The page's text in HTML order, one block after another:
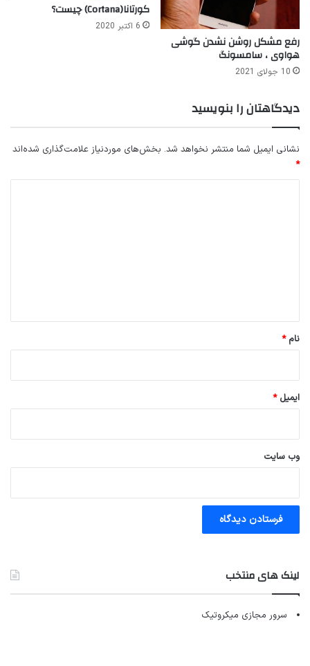
رفع مشکل روشن نشدن گوشی
هواوی ، سامسونگ
10 جولای 2021
کورتانا(Cortana) چیست؟
6 اکتبر 2020
دیدگاهتان را بنویسید
نشانی ایمیل شما منتشر نخواهد شد. بخش‌های موردنیاز علامت‌گذاری شده‌اند
*
نام*
ایمیل*
وب‌ سایت
لینک های منتخب
سرور مجازی میکروتیک